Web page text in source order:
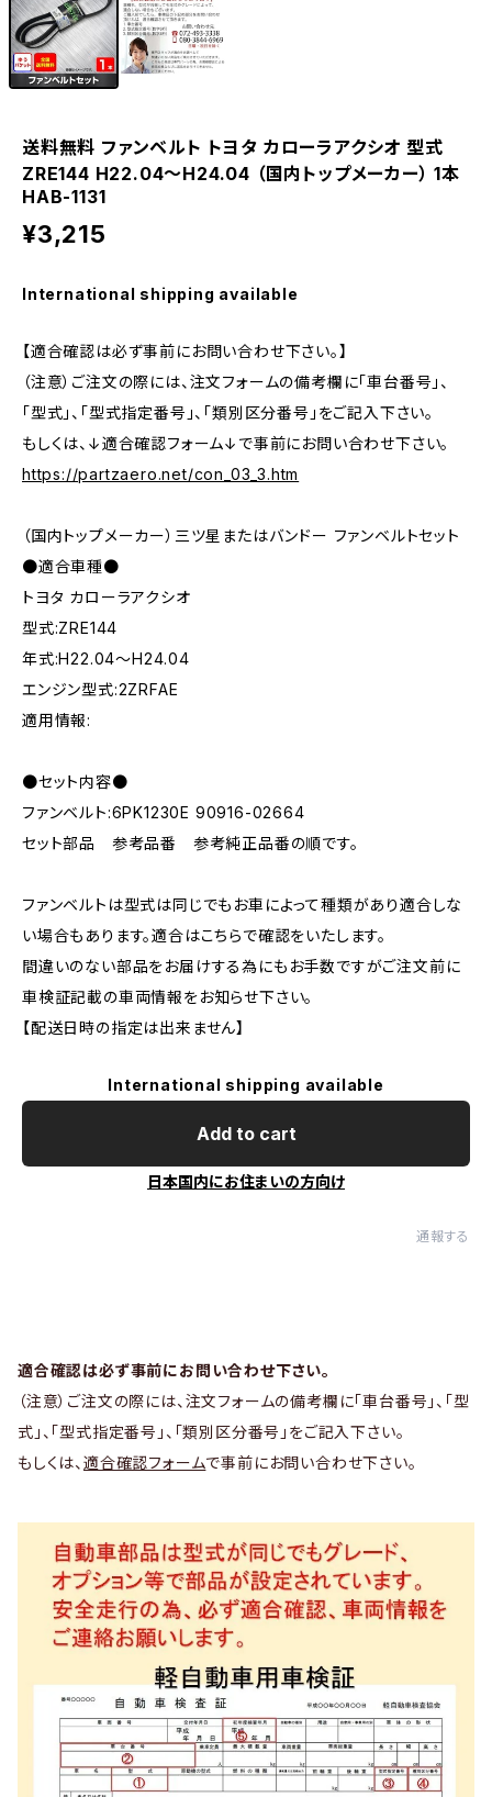
送料無料 ファンベルト トヨタ カローラアクシオ 型式
ZRE144 H22.04～H24.04 （国内トップメーカー） 1本
HAB-1131
¥3,215
International shipping available
【適合確認は必ず事前にお問い合わせ下さい。】
（注意）ご注文の際には、注文フォームの備考欄に「車台番号」、
「型式」、「型式指定番号」、「類別区分番号」をご記入下さい。
もしくは、↓適合確認フォーム↓で事前にお問い合わせ下さい。
https://partzaero.net/con_03_3.htm
（国内トップメーカー）三ツ星またはバンドー ファンベルトセット
●適合車種●
トヨタ カローラアクシオ
型式:ZRE144
年式:H22.04～H24.04
エンジン型式:2ZRFAE
適用情報:
●セット内容●
ファンベルト:6PK1230E 90916-02664
セット部品 参考品番 参考純正品番の順です。
ファンベルトは型式は同じでもお車によって種類があり適合しな
い場合もあります。適合はこちらで確認をいたします。
間違いのない部品をお届けする為にもお手数ですがご注文前に
車検証記載の車両情報をお知らせ下さい。
【配送日時の指定は出来ません】
International shipping available
Add to cart
日本国内にお住まいの方向け
通報する
適合確認は必ず事前にお問い合わせ下さい。
（注意）ご注文の際には、注文フォームの備考欄に「車台番号」、「型
式」、「型式指定番号」、「類別区分番号」をご記入下さい。
もしくは、 適合確認フォームで事前にお問い合わせ下さい。